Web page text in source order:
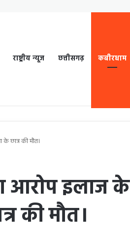
राष्ट्रीय न्यूज छत्तीसगढ़ कबीरधाम
छात्र की मौत।
आरोप इलाज के
की मौत।